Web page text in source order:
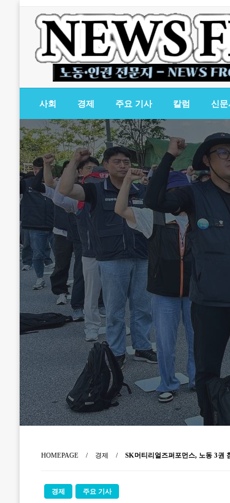
뉴스필드
노동·인권 전문지
사회 경제 주요 기사 칼럼 신문
HOMEPAGE 경제 SK머티리얼즈퍼포먼스, 노동 3권
경제 주요 기사